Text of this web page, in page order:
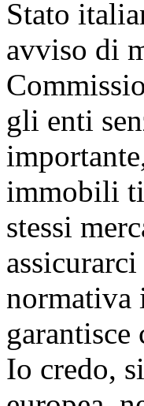
Stato
avviso di
gli enti
immobili
stessi
normativa
garantisce
Io credo,